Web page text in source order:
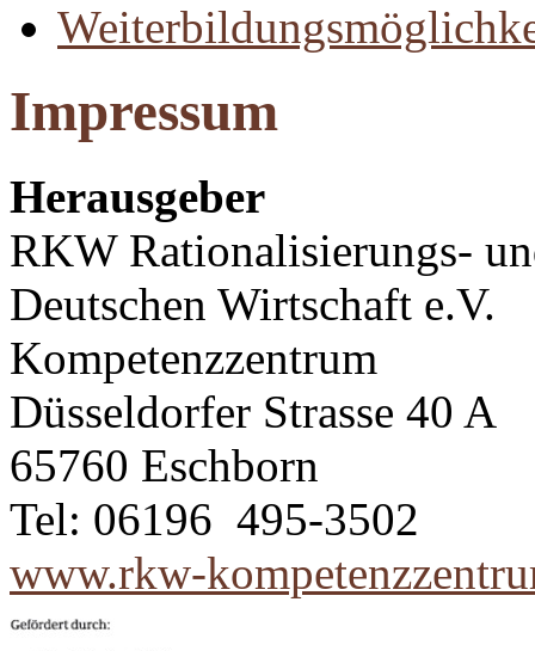
Impressum
Herausgeber
RKW Rationalisierungs-
Deutschen Wirtschaft e.V.
Kompetenzzentrum
Düsseldorfer Strasse 40 A
65760 Eschborn
Tel: 06196 495-3502
www.rkw-